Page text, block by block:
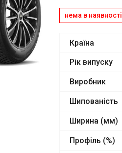
нема в наявності
Країна
Рік випуску
Виробник
Шипованість
Ширина (мм)
Профіль (%)